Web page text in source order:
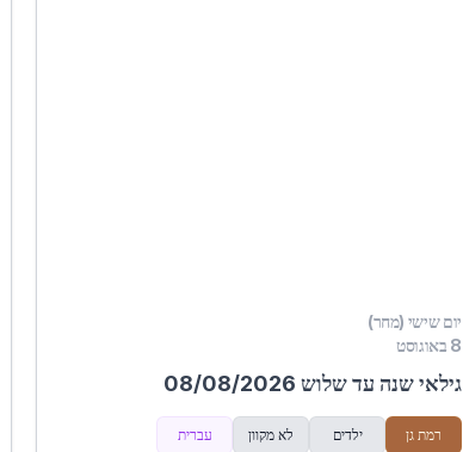
יום שישי (מחר)
8 באוגוסט
גילאי שנה עד שלוש 08/08/2026
רמת גן ילדים לא מקוון עברית